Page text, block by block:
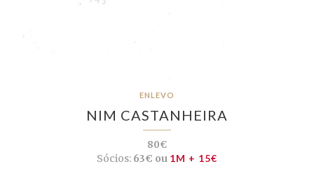
ENLEVO
NIM CASTANHEIRA
80€
Sócios: 63€ ou 1M + 15€